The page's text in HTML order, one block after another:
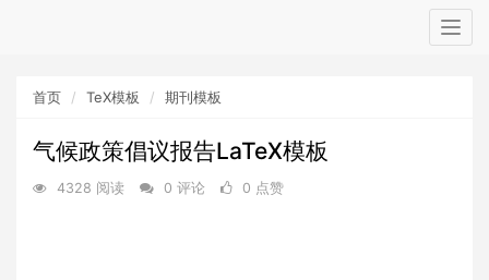
首页 TeX模板 期刊模板
气候政策倡议报告LaTeX模板
4328 阅读 0 评论 0 点赞